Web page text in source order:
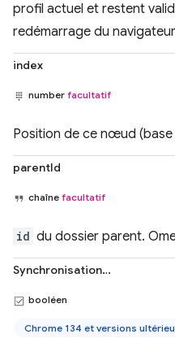
profil actuel et restent
redémarrage du
index
number facultatif
Position de ce nœud
parentId
chaîne facultatif
id du dossier parent.
Synchronisation…
booléen
Chrome 134 et versions